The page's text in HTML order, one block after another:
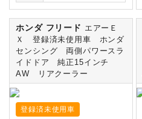
ホンダ フリード エアーＥ
Ｘ 登録済未使用車 ホンダ
センシング 両側パワースラ
イドドア 純正15インチ
AW リアクーラー
登録済未使用車